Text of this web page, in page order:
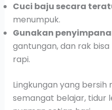
Cuci baju secara
menumpuk.
Gunakan
gantungan, dan rak
rapi.
Lingkungan yang
semangat belajar, tidur